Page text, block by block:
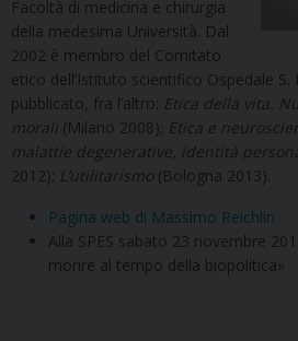
Facoltà di medicina e chirurgia
della medesima Università. Dal
2002 è membro del Comitato
etico dell’Istituto scientifico Ospedale S.
pubblicato, fra l’altro: Etica della vita.
morali (Milano 2008); Etica e
malattie degenerative, identità
2012); L’utilitarismo (Bologna 2013).
Pagina web di Massimo Reichlin
Alla SPES sabato 23 novembre
morire al tempo della biopolitica»